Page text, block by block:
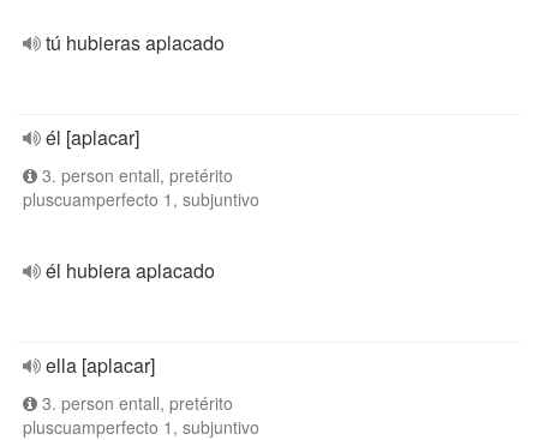
tú hubieras aplacado
él [aplacar]
3. person entall, pretérito
pluscuamperfecto 1, subjuntivo
él hubiera aplacado
ella [aplacar]
3. person entall, pretérito
pluscuamperfecto 1, subjuntivo